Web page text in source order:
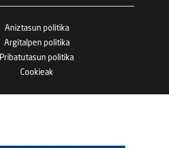
Aniztasun politika
Argitalpen politika
Pribatutasun politika
Cookieak